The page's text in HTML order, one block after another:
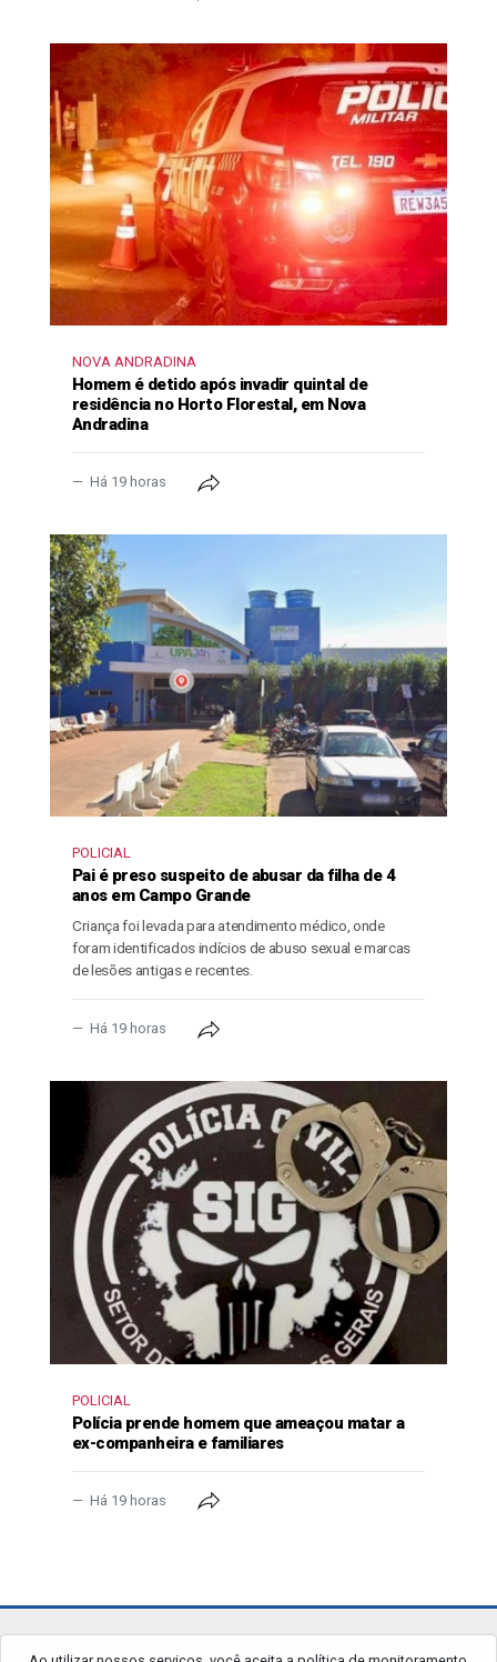
NOVA ANDRADINA
Homem é detido após invadir quintal de
residência no Horto Florestal, em Nova
Andradina
Há 19 horas
POLICIAL
Pai é preso suspeito de abusar da filha de 4
anos em Campo Grande
Criança foi levada para atendimento médico, onde
foram identificados indícios de abuso sexual e marcas
de lesões antigas e recentes.
Há 19 horas
POLICIAL
Polícia prende homem que ameaçou matar a
ex-companheira e familiares
Há 19 horas
jornalgrandourados.com.br